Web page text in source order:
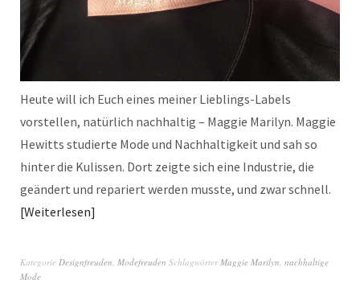
Heute will ich Euch eines meiner Lieblings-Labels
vorstellen, natürlich nachhaltig – Maggie Marilyn. Maggie
Hewitts studierte Mode und Nachhaltigkeit und sah so
hinter die Kulissen. Dort zeigte sich eine Industrie, die
geändert und repariert werden musste, und zwar schnell.
Weiterlesen
Kategorie Designfreuden, Modefreuden SchlagwörterMaggie Marilyn, nachhaltige
Mode